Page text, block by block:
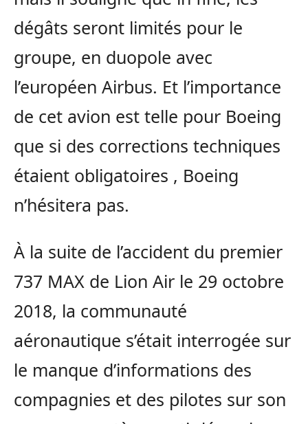
dégâts seront limités pour le
groupe, en duopole avec
l’européen Airbus. Et l’importance
de cet avion est telle pour Boeing
que si des corrections techniques
étaient obligatoires , Boeing
n’hésitera pas.
À la suite de l’accident du premier
737 MAX de Lion Air le 29 octobre
2018, la communauté
aéronautique s’était interrogée sur
le manque d’informations des
compagnies et des pilotes sur son